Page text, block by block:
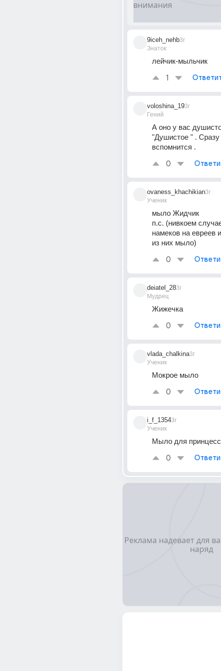
9iceh_nehb
Знаток
3г
лейчик-мыльчик
1
voloshina_19
Гений
3г
А оно у вас
"Душистое " .
вспомнится .
0
ovaness_khachikian
Ученик
3г
мыло Жидчик
п.с. (нивкоем
намеков на евреев
из них мыло)
0
deiatel_28
Мудрец
3г
Жижечка
0
vlada_chalkina
Ученик
3г
Мокрое мыло
0
i_f_1354
Ученик
3г
Мыло для принцесс
0